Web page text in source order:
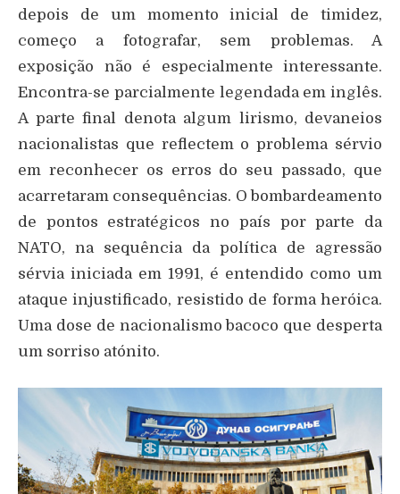
depois de um momento inicial de timidez,
começo a fotografar, sem problemas. A
exposição não é especialmente interessante.
Encontra-se parcialmente legendada em inglês.
A parte final denota algum lirismo, devaneios
nacionalistas que reflectem o problema sérvio
em reconhecer os erros do seu passado, que
acarretaram consequências. O bombardeamento
de pontos estratégicos no país por parte da
NATO, na sequência da política de agressão
sérvia iniciada em 1991, é entendido como um
ataque injustificado, resistido de forma heróica.
Uma dose de nacionalismo bacoco que desperta
um sorriso atónito.